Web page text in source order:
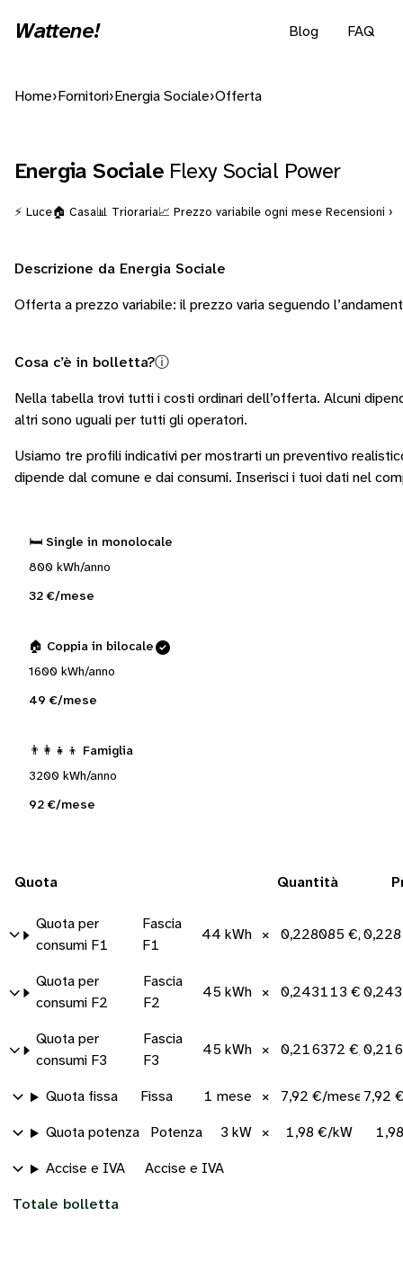
Wattene! Blog FAQ
Home› Fornitori› Energia Sociale›Offerta
Energia Sociale Flexy Social Power
⚡ Luce🏠 Casa📊 Trioraria📈 Prezzo variabile ogni mese Recensioni ›
Descrizione da Energia Sociale
Offerta a prezzo variabile: il prezzo varia seguendo
Cosa c’è in bolletta?ⓘ
Nella tabella trovi tutti i costi ordinari dell’offerta. Alcuni
altri sono uguali per tutti gli operatori.
Usiamo tre profili indicativi per mostrarti un preventivo
dipende dal comune e dai consumi. Inserisci i tuoi dati nel
🛏️ Single in monolocale
800 kWh/anno
32 €/mese
🏠 Coppia in bilocale
1600 kWh/anno
49 €/mese
👨‍👩‍👧‍👦 Famiglia
3200 kWh/anno
92 €/mese
Quota Quantità
Quota per
consumi F1
Fascia
F1
44 kWh × 0,228085 €/kWh
Quota per
consumi F2
Fascia
F2
45 kWh × 0,243113 €/kWh
Quota per
consumi F3
Fascia
F3
45 kWh × 0,216372 €/kWh
Quota fissa Fissa 1 mese × 7,92 €/mese 7,92
Quota potenza Potenza 3 kW × 1,98 €/kW
Accise e IVA Accise e IVA
Totale bolletta